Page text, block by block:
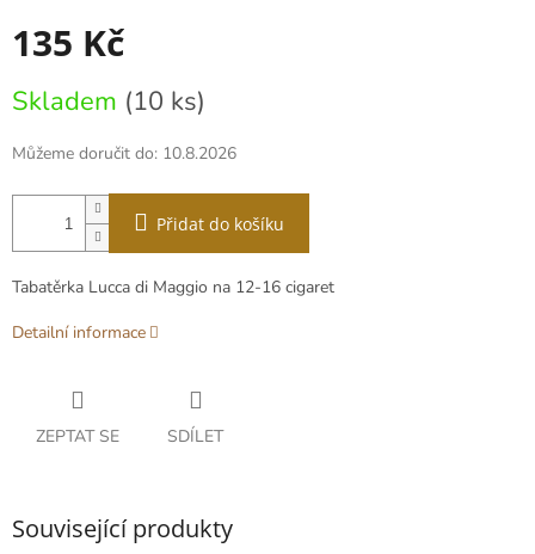
135 Kč
cena:
Skladem (10 ks)
Můžeme doručit do: 10.8.2026
Přidat do košíku
Tabatěrka Lucca di Maggio na 12-16 cigaret
Detailní informace
ZEPTAT SE SDÍLET
Související produkty